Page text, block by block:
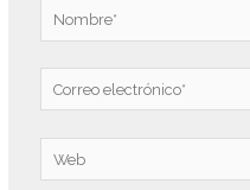
Nombre*
Correo
electrónico*
Web